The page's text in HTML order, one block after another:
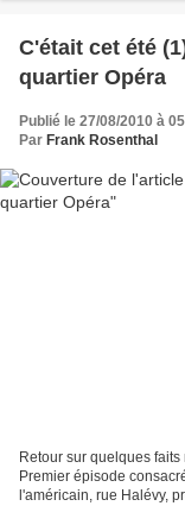
C'était cet été
quartier Opéra
Publié le 27/08/2010 à
Par Frank Rosenthal
Retour sur quelques
Premier épisode
l'américain, rue Halévy,